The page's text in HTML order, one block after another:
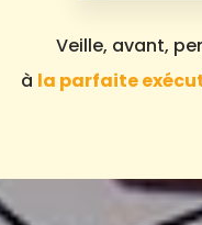
Veille, avant,
à la parfaite